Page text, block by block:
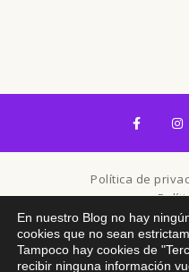
Política de
© 2026.
En nuestro Blog no hay
cookies que no sean
Tampoco hay cookies de
recibir ninguna información